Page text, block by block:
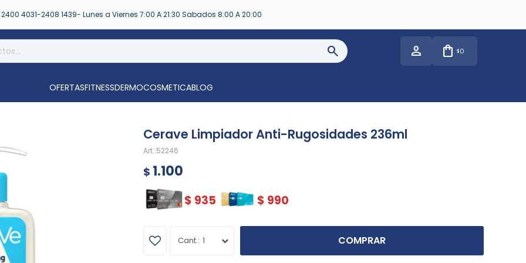
2400 4031-2408 1439- Lunes a Viernes 7:00 A 21:30 Sabados 8:00 A 20:00
$0
OFERTASFITNESSDERMOCOSMETICABLOG
Cerave Limpiador Anti-Rugosidades 236ml
52246
$ 1.100
$ 935 $ 990
1 COMPRAR